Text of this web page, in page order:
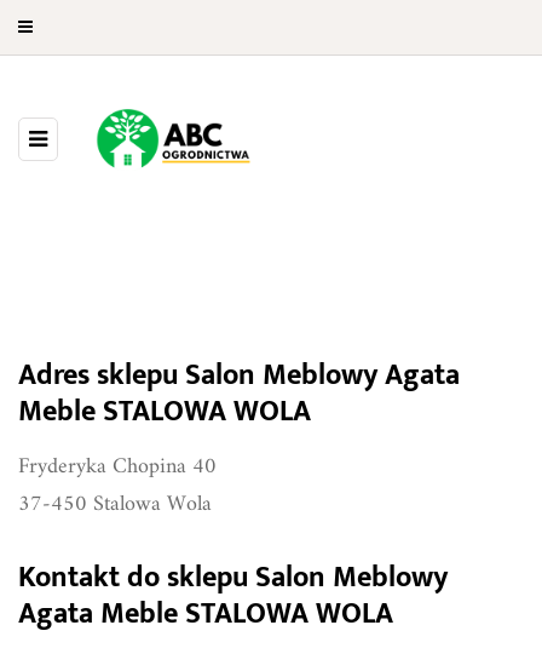
Salon Meblowy Agata Meble
STALOWA WOLA
Adres sklepu Salon Meblowy Agata
Meble STALOWA WOLA
Fryderyka Chopina 40
37-450 Stalowa Wola
Kontakt do sklepu Salon Meblowy
Agata Meble STALOWA WOLA